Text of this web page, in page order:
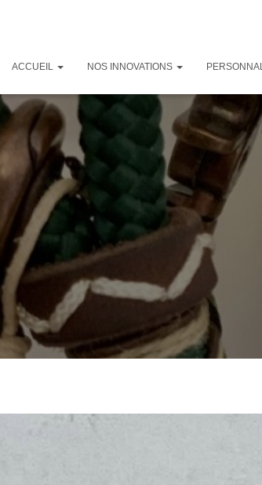
ACCUEIL NOS INNOVATIONS